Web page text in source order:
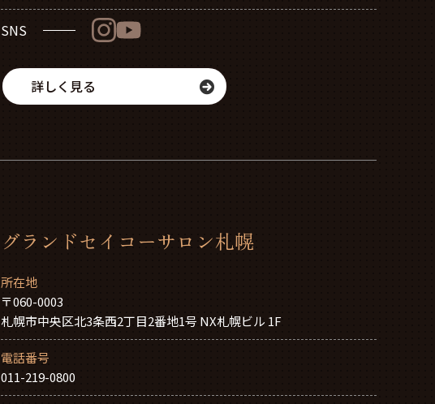
SNS
詳しく見る
グランドセイコーサロン札幌
所在地
〒060-0003
札幌市中央区北3条西2丁目2番地1号 NX札幌ビル 1F
電話番号
011-219-0800